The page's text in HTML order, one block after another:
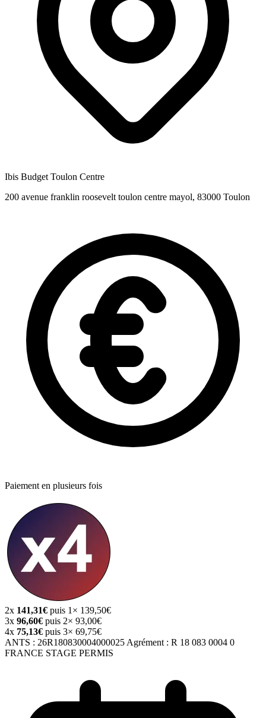
Ibis Budget Toulon Centre
200 avenue franklin roosevelt toulon centre mayol, 83000 Toulon
Paiement en plusieurs fois
2x 141,31€ puis 1× 139,50€
3x 96,60€ puis 2× 93,00€
4x 75,13€ puis 3× 69,75€
ANTS : 26R180830004000025 Agrément : R 18 083 0004 0
FRANCE STAGE PERMIS